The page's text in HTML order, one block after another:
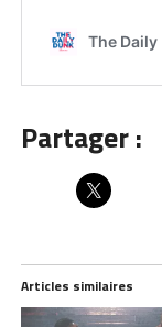
Partager :
Articles similaires